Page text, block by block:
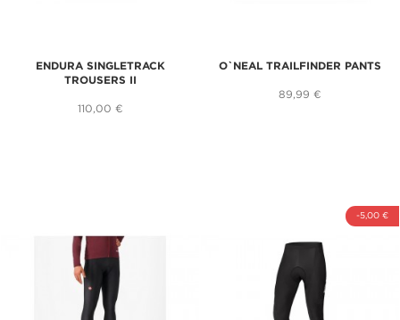
ENDURA SINGLETRACK
TROUSERS II
110,00 €
O`NEAL TRAILFINDER PANTS
89,99 €
-5,00 €